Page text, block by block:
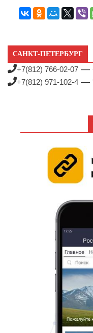
САНКТ-ПЕТЕРБУРГ
+7(812) 766-02-07 —
+7(812) 971-102-4 —